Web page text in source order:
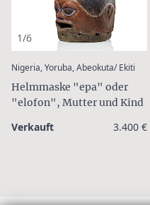
1/6
Nigeria, Yoruba, Abeokuta/ Ekiti
Helmmaske "epa" oder
"elofon", Mutter und Kind
Verkauft 3.400 €